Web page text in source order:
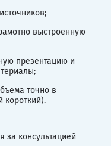
выстроенную
презентацию и
точно в
короткий).
за консультацией